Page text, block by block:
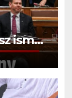
ismét